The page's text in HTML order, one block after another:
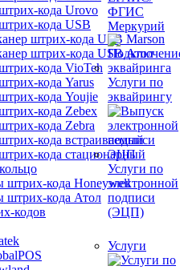
кода Urovo
кода USB
штрих-кода USB Marson
штрих-кода USB Атол
кода VioTeh
кода Yarus
кода Youjie
кода Zebex
кода Zebra
кода встраиваемый
кода стационарный
штрих-кода Honeywell
штрих-кода Атол
кодов
ФГИС
Меркурий
Услуги по
эквайрингу
Услуги по
электронной
подписи
(ЭЦП)
Услуги